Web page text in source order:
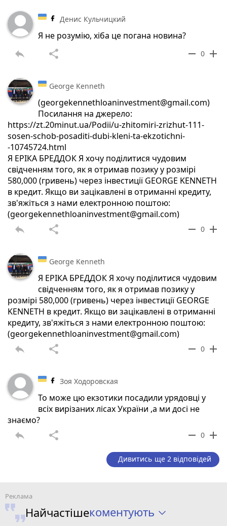
Денис Кульчицкий
Я не розумію, хіба це погана новина?
reply share remove 0 add
George Kenneth
(georgekennethloaninvestment@gmail.com)
Посилання на джерело:
https://zt.20minut.ua/Podii/u-zhitomiri-zrizhut-111-
sosen-schob-posaditi-dubi-kleni-ta-ekzotichni-
-10745724.html
Я ЕРІКА БРЕДДОК Я хочу поділитися чудовим
свідченням того, як я отримав позику у розмірі
580,000 (гривень) через інвестиції GEORGE KENNETH
в кредит. Якщо ви зацікавлені в отриманні кредиту,
зв'яжіться з нами електронною поштою:
(georgekennethloaninvestment@gmail.com)
reply share remove 0 add
George Kenneth
Я ЕРІКА БРЕДДОК Я хочу поділитися чудовим
свідченням того, як я отримав позику у
розмірі 580,000 (гривень) через інвестиції GEORGE
KENNETH в кредит. Якщо ви зацікавлені в отриманні
кредиту, зв'яжіться з нами електронною поштою:
(georgekennethloaninvestment@gmail.com)
reply share remove 0 add
Зоя Ходоровская
То може цю екзотики посадили урядовці у
всіх вирізаних лісах України ,а ми досі не
знаємо?
reply share remove 0 add
Дивитись ще 2 відповідей
Найчастішекоментують